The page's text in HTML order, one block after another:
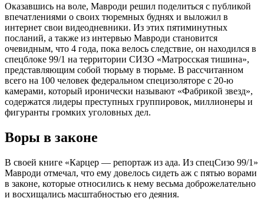
Оказавшись на воле, Мавроди решил поделиться с публикой
впечатлениями о своих тюремных буднях и выложил в
интернет свои видеодневники. Из этих пятиминутных
посланий, а также из интервью Мавроди становится
очевидным, что 4 года, пока велось следствие, он находился в
спецблоке 99/1 на территории СИЗО «Матросская тишина»,
представляющим собой тюрьму в тюрьме. В рассчитанном
всего на 100 человек федеральном специзоляторе с 20-ю
камерами, который иронически называют «Фабрикой звезд»,
содержатся лидеры преступных группировок, миллионеры и
фигуранты громких уголовных дел.
Воры в законе
В своей книге «Карцер — репортаж из ада. Из спецСизо 99/1»
Мавроди отмечал, что ему довелось сидеть аж с пятью ворами
в законе, которые относились к нему весьма доброжелательно
и восхищались масштабностью его деяния.